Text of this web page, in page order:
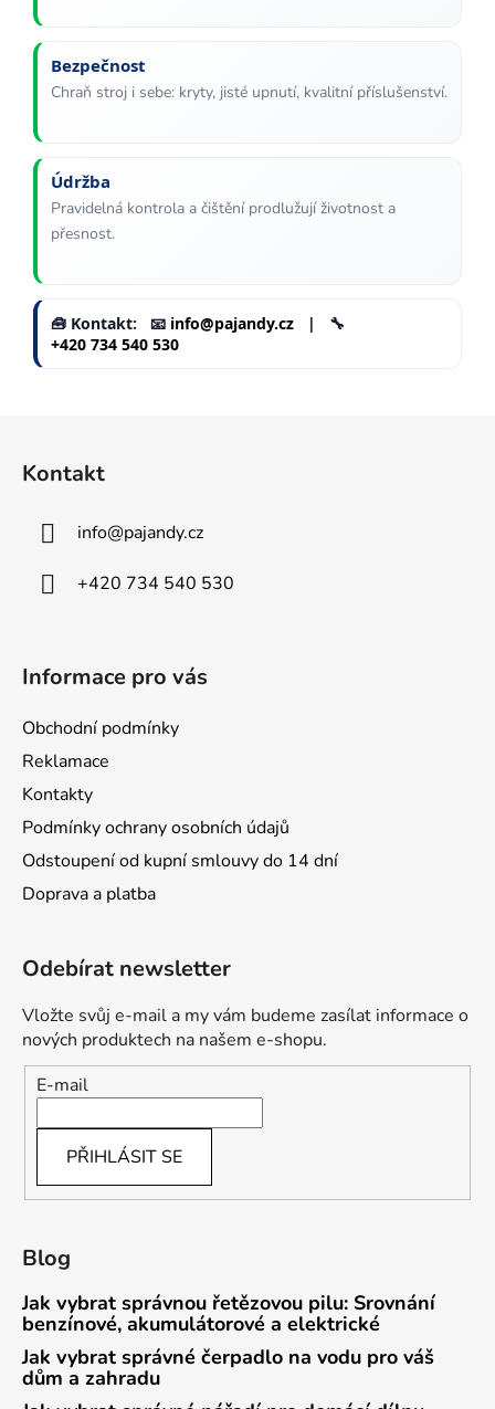
Bezpečnost
Chraň stroj i sebe: kryty, jisté upnutí, kvalitní příslušenství.
Údržba
Pravidelná kontrola a čištění prodlužují životnost a
přesnost.
🧰 Kontakt: 📧 info@pajandy.cz | 🔧
+420 734 540 530
Kontakt
info@pajandy.cz
+420 734 540 530
Informace pro vás
Obchodní podmínky
Reklamace
Kontakty
Podmínky ochrany osobních údajů
Odstoupení od kupní smlouvy do 14 dní
Doprava a platba
Odebírat newsletter
Vložte svůj e-mail a my vám budeme zasílat informace o
nových produktech na našem e-shopu.
E-mail
PŘIHLÁSIT SE
Blog
Jak vybrat správnou řetězovou pilu: Srovnání
benzínové, akumulátorové a elektrické
Jak vybrat správné čerpadlo na vodu pro váš
dům a zahradu